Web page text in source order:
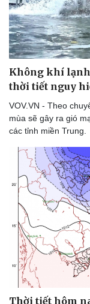
Du lịch
Tư vấn
Săn Tour
check-in
Không khí lạnh
thời tiết nguy
VOV.VN - Theo
mùa sẽ gây ra gió
các tỉnh miền Trung.
Thời tiết hôm